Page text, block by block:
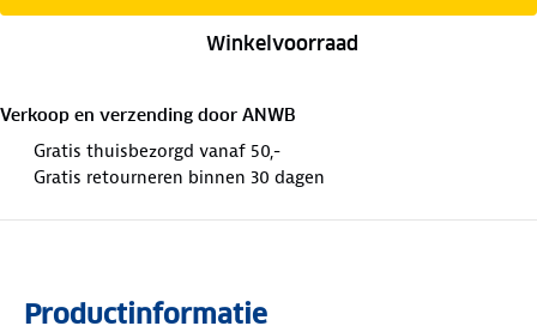
Winkelvoorraad
Verkoop en verzending door ANWB
Gratis thuisbezorgd vanaf 50,-
Gratis retourneren binnen 30 dagen
Productinformatie